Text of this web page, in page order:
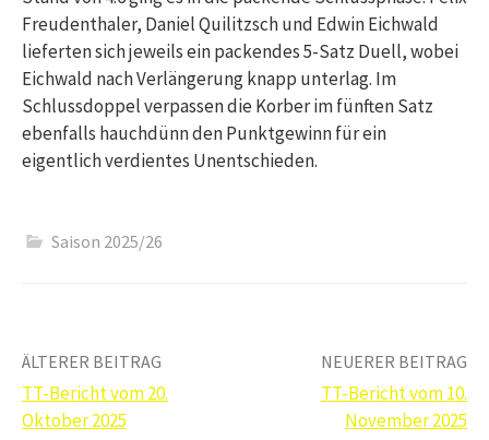
Freudenthaler, Daniel Quilitzsch und Edwin Eichwald
lieferten sich jeweils ein packendes 5-Satz Duell, wobei
Eichwald nach Verlängerung knapp unterlag. Im
Schlussdoppel verpassen die Korber im fünften Satz
ebenfalls hauchdünn den Punktgewinn für ein
eigentlich verdientes Unentschieden.
Saison 2025/26
Beitrags-
Navigation
ÄLTERER BEITRAG
TT-Bericht vom 20.
Oktober 2025
NEUERER BEITRAG
TT-Bericht vom 10.
November 2025